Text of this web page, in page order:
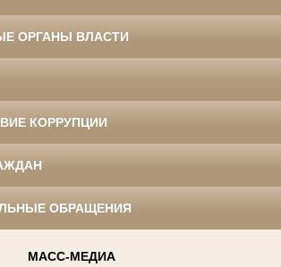
ОРГАНЫ ВЛАСТИ
КОРРУПЦИИ
ОБРАЩЕНИЯ
МАСС-МЕДИА